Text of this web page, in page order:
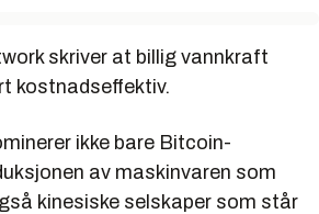
skriver at billig vannkraft
kostnadseffektiv.
ikke bare Bitcoin-
av maskinvaren som
kinesiske selskaper som står